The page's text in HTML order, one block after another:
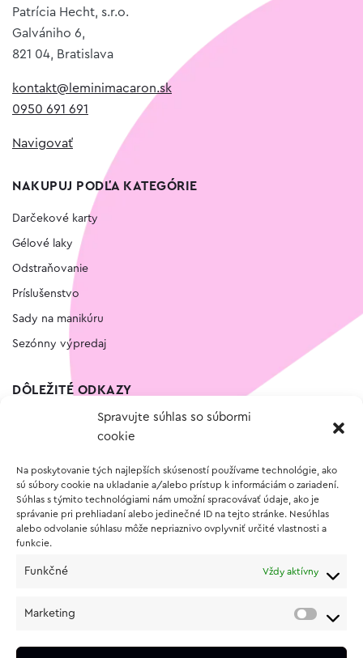
Spravujte súhlas so súbormi
cookie
Na poskytovanie tých najlepších skúseností používame technológie, ako
sú súbory cookie na ukladanie a/alebo prístup k informáciám o zariadení.
Súhlas s týmito technológiami nám umožní spracovávať údaje, ako je
správanie pri prehliadaní alebo jedinečné ID na tejto stránke. Nesúhlas
alebo odvolanie súhlasu môže nepriaznivo ovplyvniť určité vlastnosti a
funkcie.
Funkčné Vždy aktívny
Marketing
Patrícia Hecht, s.r.o.
Galvániho 6,
821 04, Bratislava
kontakt@leminimacaron.sk
0950 691 691
Navigovať
NAKUPUJ PODĽA KATEGÓRIE
Darčekové karty
Gélové laky
Odstraňovanie
Príslušenstvo
Sady na manikúru
Sezónny výpredaj
DÔLEŽITÉ ODKAZY
Vernostný program
O NÁKUPE
Vrátenie a reklamácia tovaru